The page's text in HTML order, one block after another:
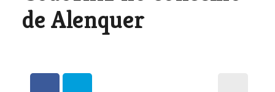
de Alenquer